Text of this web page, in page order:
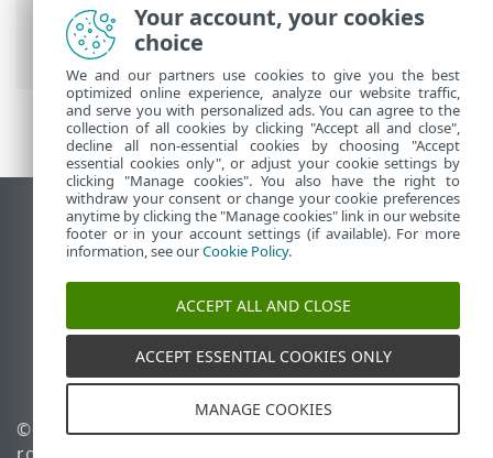
ESETオンラインヘルプ>ESET Server
Security >概要> 新機能
デスクトップサイトの表示
End of Life
ESETナレッジベース
ESETフォーラム
ESET Status Portal
地域サポート
© 1992-2026ESET, spol. s
Cookieの管理
Your account, your cookies
choice
We and our partners use cookies to give you the best
optimized online experience, analyze our website traffic,
and serve you with personalized ads. You can agree to the
collection of all cookies by clicking "Accept all and close",
decline all non-essential cookies by choosing "Accept
essential cookies only", or adjust your cookie settings by
clicking "Manage cookies". You also have the right to
withdraw your consent or change your cookie preferences
anytime by clicking the "Manage cookies" link in our website
footer or in your account settings (if available). For more
information, see ourCookie Policy.
ACCEPT ALL AND CLOSE
ACCEPT ESSENTIAL COOKIES ONLY
MANAGE COOKIES